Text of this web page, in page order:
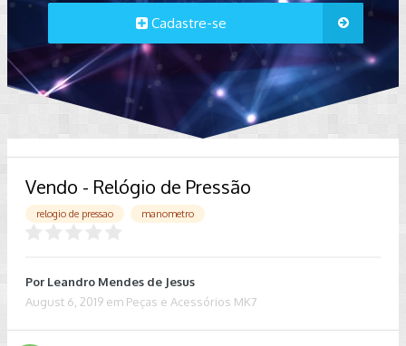
Cadastre-se
Vendo - Relógio de Pressão
relogio de pressao manometro
Por Leandro Mendes de Jesus
August 6, 2019 em Peças e Acessórios MK7